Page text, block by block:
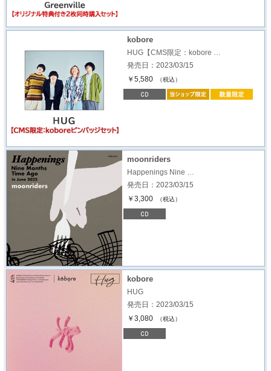
kobore
HUG【CMS限定：kobore …
発売日：2023/03/15
￥5,580
（税込）
moonriders
Happenings Nine …
発売日：2023/03/15
￥3,300
（税込）
kobore
HUG
発売日：2023/03/15
￥3,080
（税込）